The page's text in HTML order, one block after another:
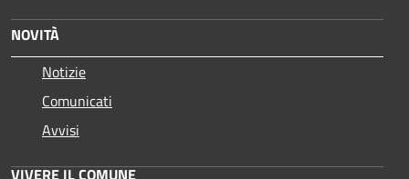
NOVITÀ
Notizie
Comunicati
Avvisi
VIVERE IL COMUNE